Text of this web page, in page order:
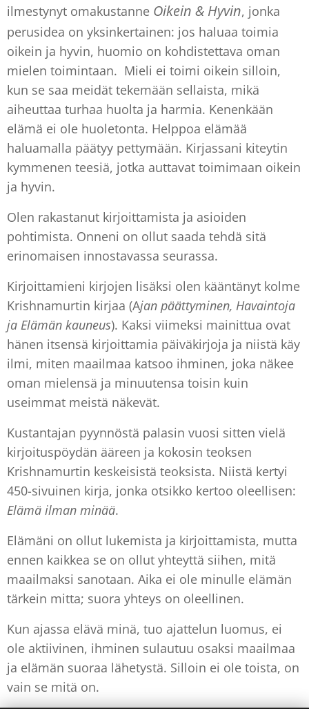
ilmestynyt omakustanne Oikein & Hyvin, jonka
perusidea on yksinkertainen: jos haluaa toimia
oikein ja hyvin, huomio on kohdistettava oman
mielen toimintaan. Mieli ei toimi oikein silloin,
kun se saa meidät tekemään sellaista, mikä
aiheuttaa turhaa huolta ja harmia. Kenenkään
elämä ei ole huoletonta. Helppoa elämää
haluamalla päätyy pettymään. Kirjassani kiteytin
kymmenen teesiä, jotka auttavat toimimaan oikein
ja hyvin.
Olen rakastanut kirjoittamista ja asioiden
pohtimista. Onneni on ollut saada tehdä sitä
erinomaisen innostavassa seurassa.
Kirjoittamieni kirjojen lisäksi olen kääntänyt kolme
Krishnamurtin kirjaa (Ajan päättyminen, Havaintoja
ja Elämän kauneus). Kaksi viimeksi mainittua ovat
hänen itsensä kirjoittamia päiväkirjoja ja niistä käy
ilmi, miten maailmaa katsoo ihminen, joka näkee
oman mielensä ja minuutensa toisin kuin
useimmat meistä näkevät.
Kustantajan pyynnöstä palasin vuosi sitten vielä
kirjoituspöydän ääreen ja kokosin teoksen
Krishnamurtin keskeisistä teoksista. Niistä kertyi
450-sivuinen kirja, jonka otsikko kertoo oleellisen:
Elämä ilman minää.
Elämäni on ollut lukemista ja kirjoittamista, mutta
ennen kaikkea se on ollut yhteyttä siihen, mitä
maailmaksi sanotaan. Aika ei ole minulle elämän
tärkein mitta; suora yhteys on oleellinen.
Kun ajassa elävä minä, tuo ajattelun luomus, ei
ole aktiivinen, ihminen sulautuu osaksi maailmaa
ja elämän suoraa lähetystä. Silloin ei ole toista, on
vain se mitä on.